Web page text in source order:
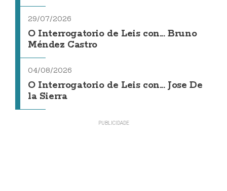
29/07/2026
O Interrogatorio de Leis con... Bruno
Méndez Castro
04/08/2026
O Interrogatorio de Leis con... Jose De
la Sierra